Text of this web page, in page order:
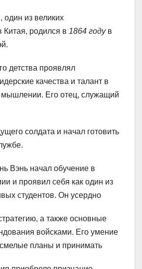
, один из великих
Китая, родился в 1864 годув
детства проявлял
качества и талант в
мышлении. Его отец, служащий
солдата и начал готовить
Вэнь начал обучение в
и проявил себя как один из
студентов. Он усердно
а также основные
войсками. Его умение
планы и принимать